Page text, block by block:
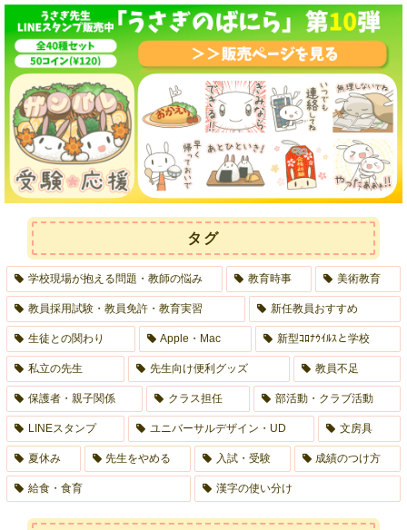
タグ
学校現場が抱える問題・教師の悩み 教育時事 美術教育
教員採用試験・教員免許・教育実習 新任教員おすすめ
生徒との関わり Apple・Mac 新型ｺﾛﾅｳｲﾙｽと学校
私立の先生 先生向け便利グッズ 教員不足
保護者・親子関係 クラス担任 部活動・クラブ活動
LINEスタンプ ユニバーサルデザイン・UD 文房具
夏休み 先生をやめる 入試・受験 成績のつけ方
給食・食育 漢字の使い分け